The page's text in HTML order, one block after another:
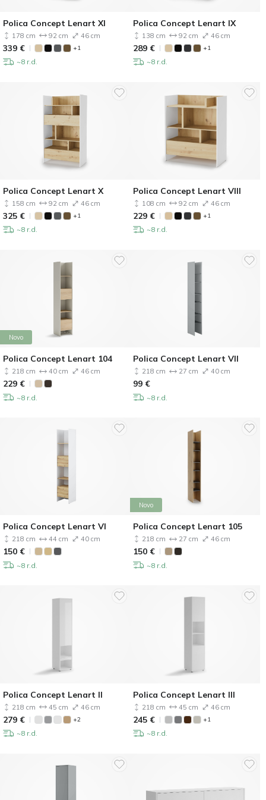
Polica Concept Lenart XI
178 cm 92 cm 46 cm
339 € +1
~8 r.d.
Polica Concept Lenart IX
138 cm 92 cm 46 cm
289 € +1
~8 r.d.
Polica Concept Lenart X
158 cm 92 cm 46 cm
325 € +1
~8 r.d.
Polica Concept Lenart VIII
108 cm 92 cm 46 cm
229 € +1
~8 r.d.
Novo
Polica Concept Lenart 104
218 cm 40 cm 46 cm
229 €
~8 r.d.
Polica Concept Lenart VII
218 cm 27 cm 40 cm
99 €
~8 r.d.
Polica Concept Lenart VI
218 cm 44 cm 40 cm
150 €
~8 r.d.
Novo
Polica Concept Lenart 105
218 cm 27 cm 46 cm
150 €
~8 r.d.
Polica Concept Lenart II
218 cm 45 cm 46 cm
279 € +2
~8 r.d.
Polica Concept Lenart III
218 cm 45 cm 46 cm
245 € +1
~8 r.d.